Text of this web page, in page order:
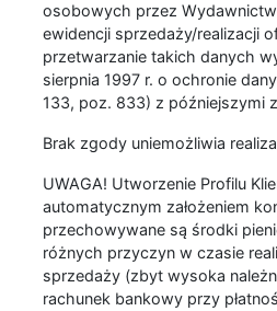
osobowych przez
ewidencji sprzedaży/realizacji
przetwarzanie takich danych
sierpnia 1997 r. o ochronie
133, poz. 833) z późniejszymi
Brak zgody uniemożliwia
UWAGA! Utworzenie Profilu
automatycznym założeniem
przechowywane są środki
różnych przyczyn w czasie
sprzedaży (zbyt wysoka
rachunek bankowy przy